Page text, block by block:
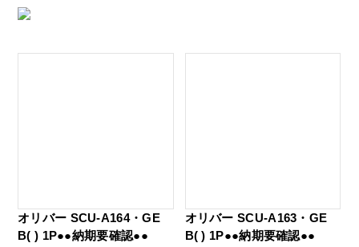
オリバー SCU-A164・GE
B( ) 1P●●納期要確認●●
オリバー SCU-A163・GE
B( ) 1P●●納期要確認●●